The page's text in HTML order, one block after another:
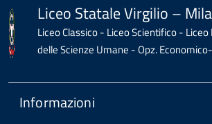
Liceo Statale Virgilio –
Liceo Classico - Liceo Scientifico -
delle Scienze Umane - Opz.
Informazioni